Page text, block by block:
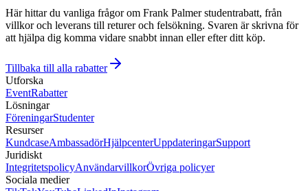
Här hittar du vanliga frågor om Frank Palmer studentrabatt, från
villkor och leverans till returer och felsökning. Svaren är skrivna för
att hjälpa dig komma vidare snabbt innan eller efter ditt köp.
Tillbaka till alla rabatter
Utforska
EventRabatter
Lösningar
FöreningarStudenter
Resurser
KundcaseAmbassadörHjälpcenterUppdateringarSupport
Juridiskt
IntegritetspolicyAnvändarvillkorÖvriga policyer
Sociala medier